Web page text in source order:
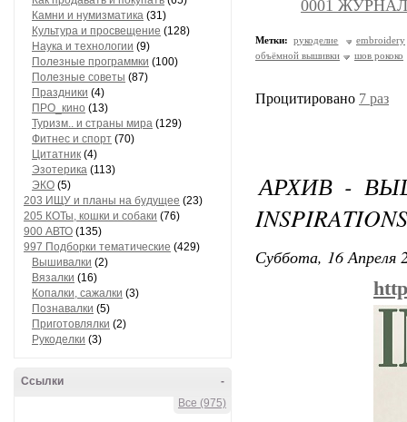
Камни и нумизматика (31)
Культура и просвещение (128)
Наука и технологии (9)
Полезные программки (100)
Полезные советы (87)
Праздники (4)
ПРО_кино (13)
Туризм.. и страны мира (129)
Фитнес и спорт (70)
Цитатник (4)
Эзотерика (113)
ЭКО (5)
203 ИЩУ и планы на будущее (23)
205 КОТы, кошки и собаки (76)
900 АВТО (135)
997 Подборки тематические (429)
Вышивалки (2)
Вязалки (16)
Копалки, сажалки (3)
Познавалки (5)
Приготовлялки (2)
Рукоделки (3)
-
Ссылки
Все (975)
0001
Метки: рукоделие
embroidery
объёмной вышивки
шов рококо
Процитировано 7 раз
АРХИВ -
Суббота, 16 Апреля